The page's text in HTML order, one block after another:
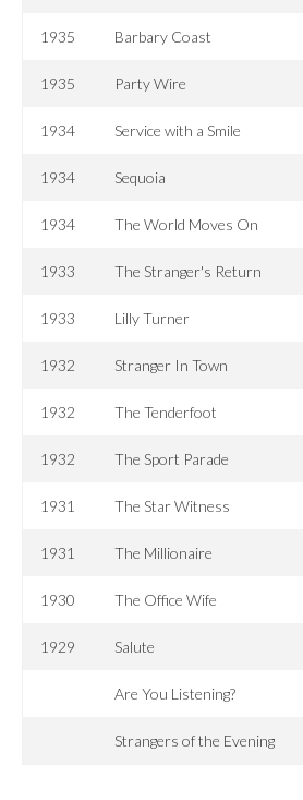
1935 Barbary Coast
1935 Party Wire
1934 Service with a Smile
1934 Sequoia
1934 The World Moves On
1933 The Stranger's Return
1933 Lilly Turner
1932 Stranger In Town
1932 The Tenderfoot
1932 The Sport Parade
1931 The Star Witness
1931 The Millionaire
1930 The Office Wife
1929 Salute
Are You Listening?
Strangers of the Evening